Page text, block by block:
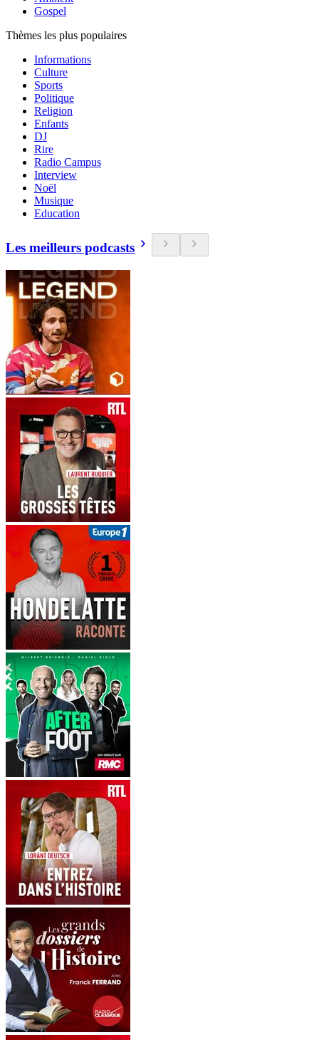
Gospel
Thèmes les plus populaires
Informations
Culture
Sports
Politique
Religion
Enfants
DJ
Rire
Radio Campus
Interview
Noël
Musique
Education
Les meilleurs podcasts